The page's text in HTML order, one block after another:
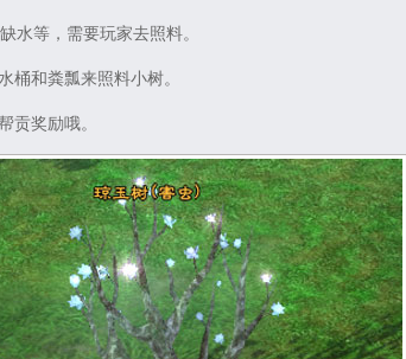
等，需要玩家去照料。
和粪瓢来照料小树。
奖励哦。